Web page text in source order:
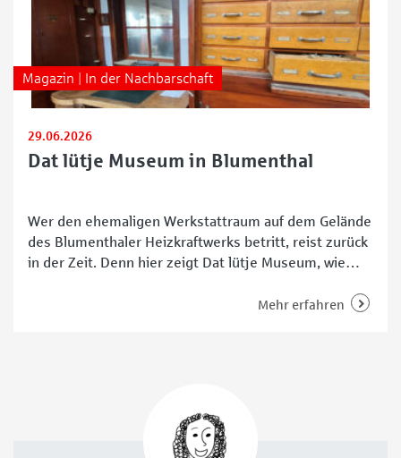
Magazin | In der Nachbarschaft
29.06.2026
Dat lütje Museum in Blumenthal
Wer den ehemaligen Werkstattraum auf dem Gelände
des Blumenthaler Heizkraftwerks betritt, reist zurück
in der Zeit. Denn hier zeigt Dat lütje Museum, wie
tatsächlich gearbeitet, repariert und gelernt wurde.
Mehr erfahren